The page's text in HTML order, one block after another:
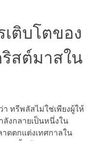
ติบโตของ
สต์มาสใน
ทรีพลัสไม่ใช่เพียงผู้ให้
งกลายเป็นหนึ่งใน
ดตกแต่งเทศกาลใน